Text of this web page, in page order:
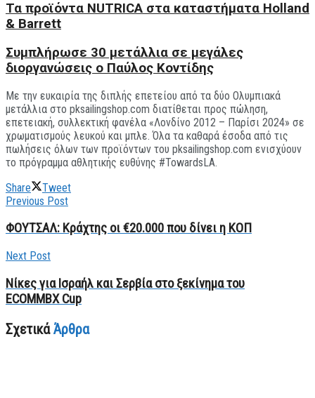
Τα προϊόντα NUTRICA στα καταστήματα Holland
& Barrett
Συμπλήρωσε 30 μετάλλια σε μεγάλες
διοργανώσεις ο Παύλος Κοντίδης
Με την ευκαιρία της διπλής επετείου από τα δύο Ολυμπιακά
μετάλλια στο pksailingshop.com διατίθεται προς πώληση,
επετειακή, συλλεκτική φανέλα «Λονδίνο 2012 – Παρίσι 2024» σε
χρωματισμούς λευκού και μπλε. Όλα τα καθαρά έσοδα από τις
πωλήσεις όλων των προϊόντων του pksailingshop.com ενισχύουν
το πρόγραμμα αθλητικής ευθύνης #TowardsLA.
Share
Tweet
Previous Post
ΦΟΥΤΣΑΛ: Κράχτης οι €20.000 που δίνει η ΚΟΠ
Next Post
Νίκες για Ισραήλ και Σερβία στο ξεκίνημα του
ECOMMBX Cup
ΣχετικάΆρθρα